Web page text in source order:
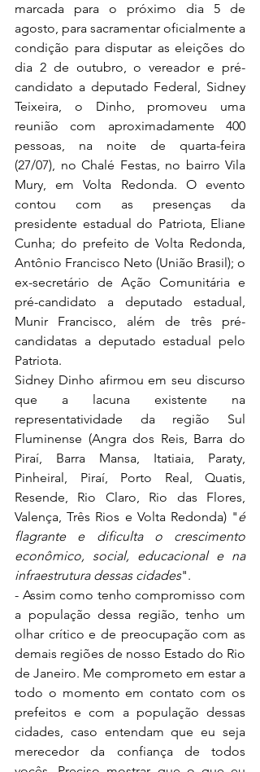
marcada para o próximo dia 5 de
agosto, para sacramentar oficialmente a
condição para disputar as eleições do
dia 2 de outubro, o vereador e pré-
candidato a deputado Federal, Sidney
Teixeira, o Dinho, promoveu uma
reunião com aproximadamente 400
pessoas, na noite de quarta-feira
(27/07), no Chalé Festas, no bairro Vila
Mury, em Volta Redonda. O evento
contou com as presenças da
presidente estadual do Patriota, Eliane
Cunha; do prefeito de Volta Redonda,
Antônio Francisco Neto (União Brasil); o
ex-secretário de Ação Comunitária e
pré-candidato a deputado estadual,
Munir Francisco, além de três pré-
candidatas a deputado estadual pelo
Patriota.
Sidney Dinho afirmou em seu discurso
que a lacuna existente na
representatividade da região Sul
Fluminense (Angra dos Reis, Barra do
Piraí, Barra Mansa, Itatiaia, Paraty,
Pinheiral, Piraí, Porto Real, Quatis,
Resende, Rio Claro, Rio das Flores,
Valença, Três Rios e Volta Redonda) "é
flagrante e dificulta o crescimento
econômico, social, educacional e na
infraestrutura dessas cidades".
- Assim como tenho compromisso com
a população dessa região, tenho um
olhar crítico e de preocupação com as
demais regiões de nosso Estado do Rio
de Janeiro. Me comprometo em estar a
todo o momento em contato com os
prefeitos e com a população dessas
cidades, caso entendam que eu seja
merecedor da confiança de todos